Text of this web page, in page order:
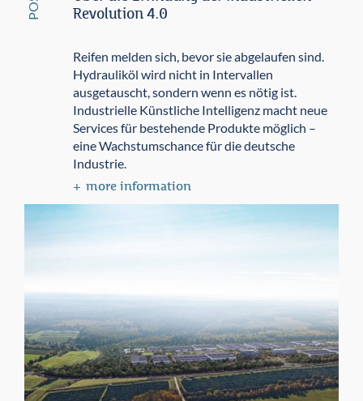
Revolution 4.0
Reifen melden sich, bevor sie abgelaufen sind.
Hydrauliköl wird nicht in Intervallen
ausgetauscht, sondern wenn es nötig ist.
Industrielle Künstliche Intelligenz macht neue
Services für bestehende Produkte möglich –
eine Wachstumschance für die deutsche
Industrie.
more information